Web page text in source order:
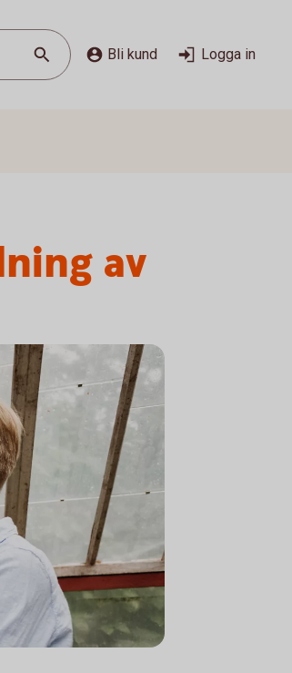
Bli kund Logga in
av